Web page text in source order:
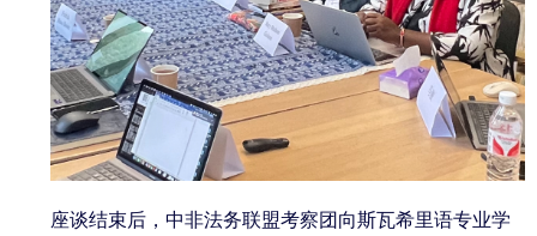
座谈结束后，中非法务联盟考察团向斯瓦希里语专业学